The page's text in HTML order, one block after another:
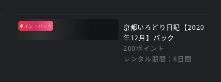
ポイントバック
京都いろどり日記【2020
年12月】パック
200ポイント
レンタル期間：8日間